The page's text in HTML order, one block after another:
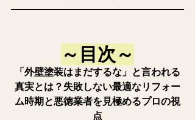
～目次～
「外壁塗装はまだするな」と言われる
真実とは？失敗しない最適なリフォー
ム時期と悪徳業者を見極めるプロの視
点